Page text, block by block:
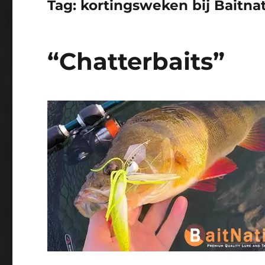
Tag: kortingsweken bij
“Chatterbaits”